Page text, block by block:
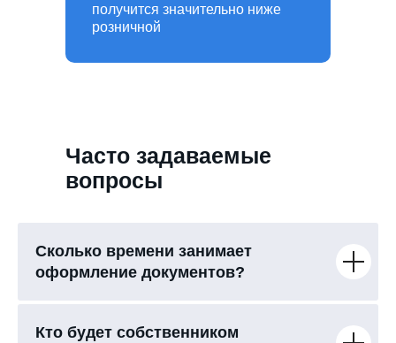
получится значительно ниже
розничной
Часто задаваемые
вопросы
Сколько времени занимает
оформление документов?
Кто будет собственником